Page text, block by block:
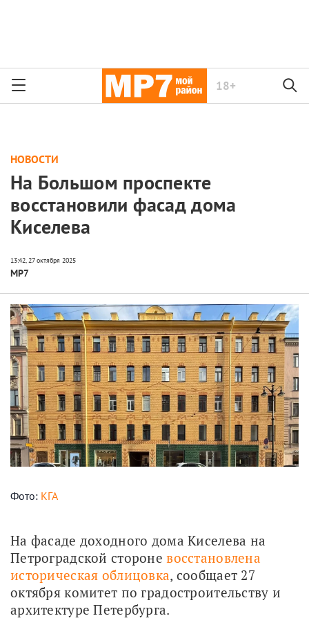
18+
НОВОСТИ
На Большом проспекте
восстановили фасад дома
Киселева
МР7
Фото: КГА
На фасаде доходного дома Киселева на
Петроградской стороне восстановлена
историческая облицовка, сообщает 27
октября комитет по градостроительству и
архитектуре Петербурга.